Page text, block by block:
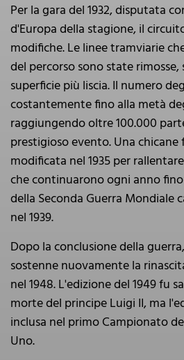
Per la gara del 1932, disputata
d'Europa della stagione, il
modifiche. Le linee tramviarie
del percorso sono state
superficie più liscia. Il numero
costantemente fino alla metà
raggiungendo oltre 100.000
prestigioso evento. Una
modificata nel 1935 per
che continuarono ogni anno
della Seconda Guerra
nel 1939.
Dopo la conclusione della
sostenne nuovamente la
nel 1948. L'edizione del 1949 fu
morte del principe Luigi II, ma
inclusa nel primo Campionato
Uno.